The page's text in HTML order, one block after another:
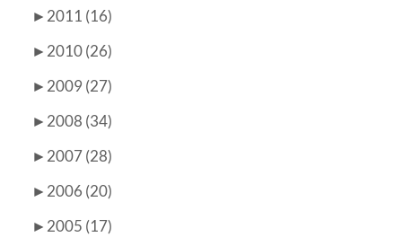
► 2011 (16)
► 2010 (26)
► 2009 (27)
► 2008 (34)
► 2007 (28)
► 2006 (20)
► 2005 (17)